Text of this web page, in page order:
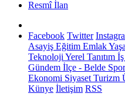
Resmî İlan
Facebook Twitter
Asayiş Eğitim Emlak
Teknoloji Yerel Tanıtım
Gündem İlçe - Belde Spor
Ekonomi Siyaset Turizm
Künye İletişim RSS